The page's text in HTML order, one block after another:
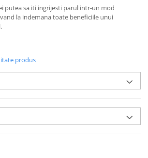
putea sa iti ingrijesti parul intr-un mod
la indemana toate beneficiile unui
produs